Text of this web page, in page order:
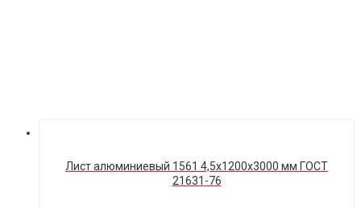
Лист алюминиевый 1561 4,5х1200х3000 мм ГОСТ
21631-76